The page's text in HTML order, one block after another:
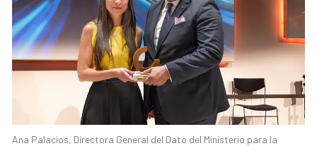
Ana Palacios, Directora General del Dato del Ministerio para la